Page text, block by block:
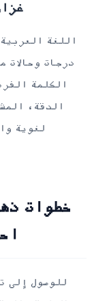
4.
اللغة
درجات وحالات
الكلمة
الدقة،
لغوية
خطوات
للوصول إلى